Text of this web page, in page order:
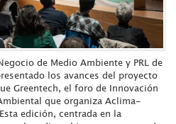
de Medio Ambiente y PRL de
los avances del proyecto
Greentech, el foro de Innovación
que organiza Aclima-
edición, centrada en la